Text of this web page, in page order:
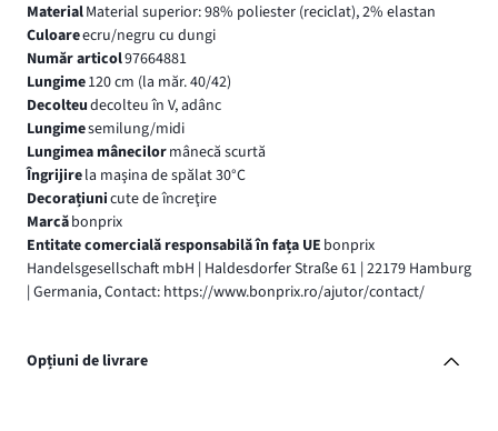
MaterialMaterial superior: 98% poliester (reciclat), 2% elastan
Culoareecru/negru cu dungi
Număr articol97664881
Lungime120 cm (la măr. 40/42)
Decolteudecolteu în V, adânc
Lungimesemilung/midi
Lungimea mânecilormânecă scurtă
Îngrijirela maşina de spălat 30°C
Decorațiunicute de încreţire
Marcăbonprix
Entitate comercială responsabilă în fața UE bonprix
Handelsgesellschaft mbH | Haldesdorfer Straße 61 | 22179 Hamburg
| Germania, Contact: https://www.bonprix.ro/ajutor/contact/
Opțiuni de livrare